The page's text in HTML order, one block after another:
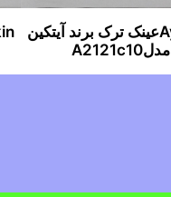
Aytakinعینک ترک برند آیتکین
مدلA2121c10